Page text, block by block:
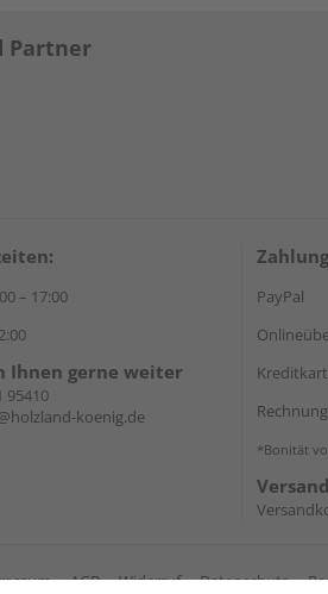
Partner
– 17:00
Ihnen gerne weiter
95410
koenig.de
PayPal
*Bonität
Versand
AGB Widerruf Datenschutz